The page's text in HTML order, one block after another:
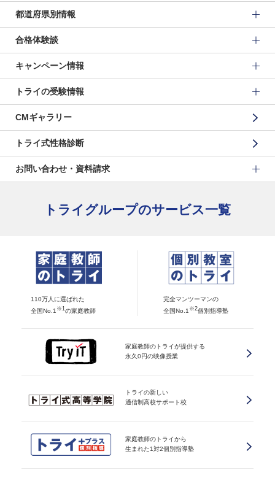
都道府県別情報
合格体験談
キャンペーン情報
トライの受験情報
CMギャラリー
トライ式性格診断
お問い合わせ・資料請求
トライグループのサービス一覧
110万人に選ばれた
全国No.1 ※1 の家庭教師
完全マンツーマンの
全国No.1 ※2個別指導塾
家庭教師のトライが提供する
永久0円の映像授業
トライの新しい
通信制高校サポート校
家庭教師のトライから
生まれた1対2個別指導塾